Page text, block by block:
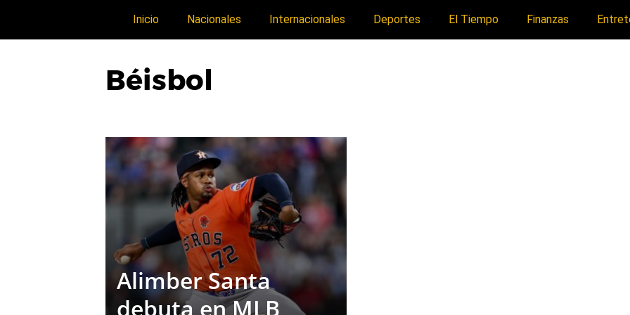
Inicio Nacionales Internacionales Deportes El Tiempo Finanzas
Béisbol
Alimber Santa
debuta en MLB